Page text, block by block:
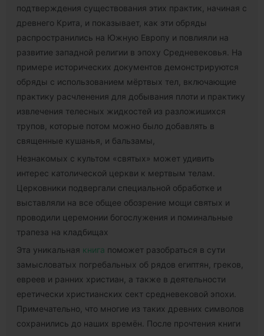
подтверждения существования этих практик, начиная с
древнего Крита, и показывает, как эти обряды
распространились на Южную Европу и повлияли на
развитие западной религии в эпоху Средневековья. На
примере исторических документов демонстрируются
обряды с использованием мёртвых тел, включающие
практику расчленения для добывания плоти и практику
извлечения телесных жидкостей из разложишихся
трупов, которые потом можно было добавлять в
священные кушанья, и бальзамы,
Незнакомых с культом «святых» может удивить
интерес католической церкви к мертвым телам.
Церковники подвергали специальной обработке и
выставляли на все общее обозрение мощи святых и
проводили церемонии богослужения и поминальные
трапеза на кладбищах
Эта уникальная книга поможет разобраться в сути
замысловатых погребальных об рядов египтян, греков,
евреев и ранних христиан, а также в деятельности
еретически христианских сект средневековой эпохи.
Примечательно, что многие из таких древних символов
сохранились до наших времён. После прочтения книги